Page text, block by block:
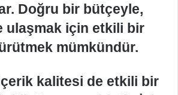
Doğru bir bütçeyle,
ulaşmak için etkili bir
mümkündür.
kalitesi de etkili bir